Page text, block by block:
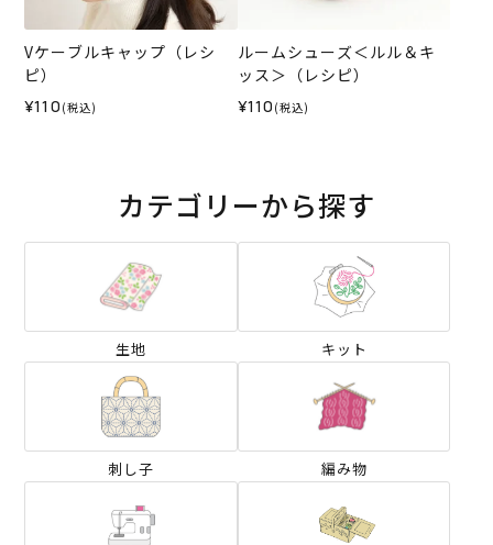
Vケーブルキャップ（レシ
ピ）
¥110 (税込)
ルームシューズ＜ルル＆キ
ッス＞（レシピ）
¥110 (税込)
カテゴリーから探す
生地 キット
刺し子 編み物